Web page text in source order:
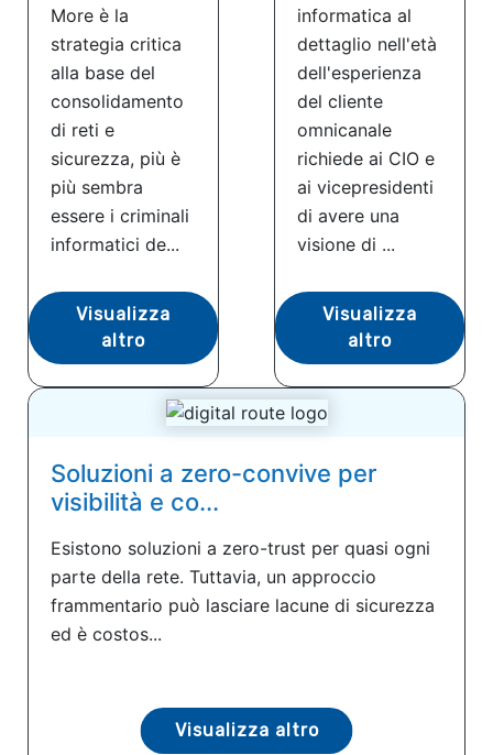
More è la
strategia critica
alla base del
consolidamento
di reti e
sicurezza, più è
più sembra
essere i criminali
informatici de...
Visualizza
altro
informatica al
dettaglio nell'età
dell'esperienza
del cliente
omnicanale
richiede ai CIO e
ai vicepresidenti
di avere una
visione di ...
Visualizza
altro
Soluzioni a zero-convive per
visibilità e co...
Esistono soluzioni a zero-trust per quasi ogni
parte della rete. Tuttavia, un approccio
frammentario può lasciare lacune di sicurezza
ed è costos...
Visualizza altro